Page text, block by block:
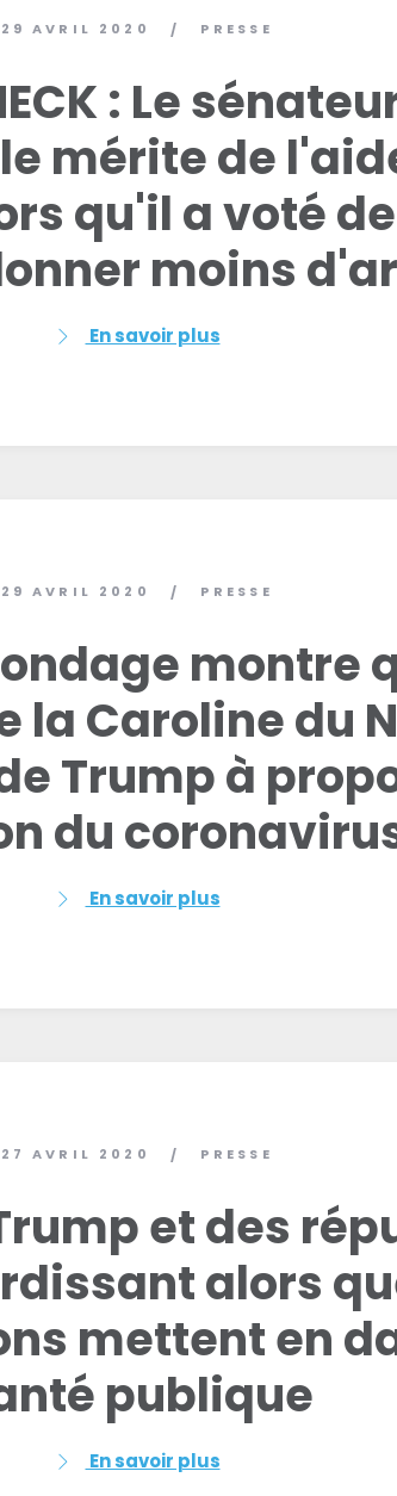
29 AVRIL 2020 / PRESSE
: Le
mérite de
qu'il a voté
moins
En savoir plus
29 AVRIL 2020 / PRESSE
montre
la Caroline du
Trump à
du
En savoir plus
27 AVRIL 2020 / PRESSE
et des
alors
mettent en
publique
En savoir plus